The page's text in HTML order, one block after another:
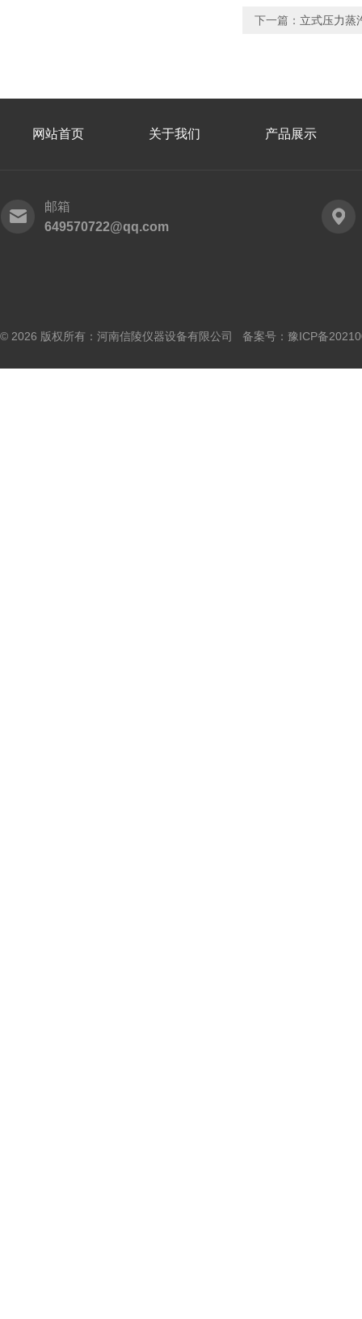
下一篇： 立式压力蒸
网站首页 关于我们 产品展示
邮箱
649570722@qq.com
© 2026 版权所有：河南信陵仪器设备有限公司 备案号： 豫ICP备